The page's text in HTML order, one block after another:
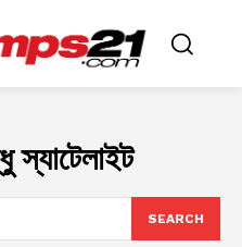
স্যাটেলাইট
SEARCH